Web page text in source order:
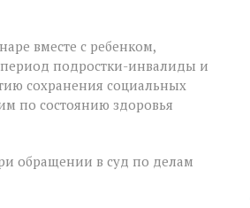
вместе с ребенком,
период подростки-инвалиды и
сохранения социальных
по состоянию здоровья
обращении в суд по делам